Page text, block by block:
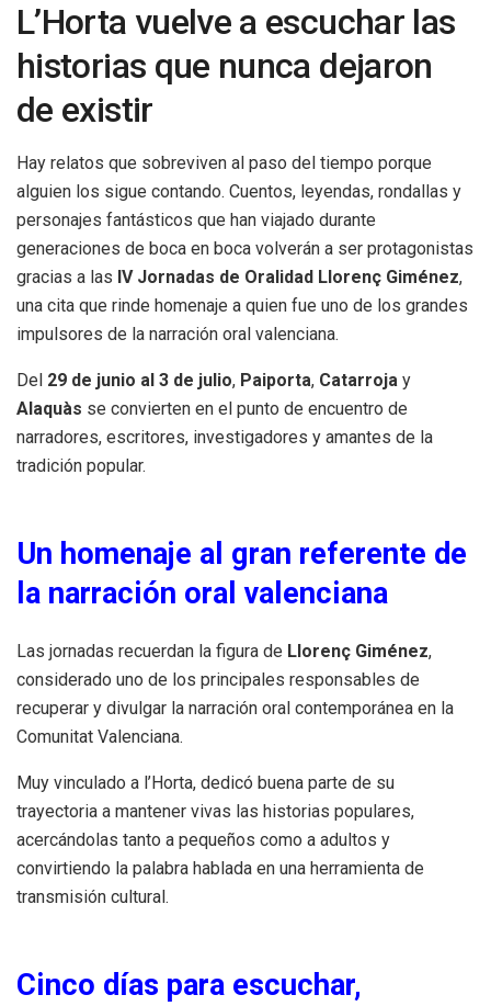
L’Horta vuelve a escuchar las
historias que nunca dejaron
de existir
Hay relatos que sobreviven al paso del tiempo porque
alguien los sigue contando. Cuentos, leyendas, rondallas y
personajes fantásticos que han viajado durante
generaciones de boca en boca volverán a ser protagonistas
gracias a las IV Jornadas de Oralidad Llorenç Giménez,
una cita que rinde homenaje a quien fue uno de los grandes
impulsores de la narración oral valenciana.
Del 29 de junio al 3 de julio, Paiporta, Catarroja y
Alaquàs se convierten en el punto de encuentro de
narradores, escritores, investigadores y amantes de la
tradición popular.
Un homenaje al gran referente de
la narración oral valenciana
Las jornadas recuerdan la figura de Llorenç Giménez,
considerado uno de los principales responsables de
recuperar y divulgar la narración oral contemporánea en la
Comunitat Valenciana.
Muy vinculado a l’Horta, dedicó buena parte de su
trayectoria a mantener vivas las historias populares,
acercándolas tanto a pequeños como a adultos y
convirtiendo la palabra hablada en una herramienta de
transmisión cultural.
Cinco días para escuchar,